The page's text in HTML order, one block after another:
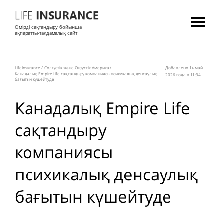
Өмірді сақтандыру бойынша
ақпаратты-талдамалық сайт
LifeInsurance / Солтүстік және Оңтүстік Америка /
Канадалық Empire Life сақтандыру компаниясы психикалық денсаулық
бағытын күшейтуде
Добавлено 14 май
2026 года в 11:34
Канадалық Empire Life
сақтандыру
компаниясы
психикалық денсаулық
бағытын күшейтуде